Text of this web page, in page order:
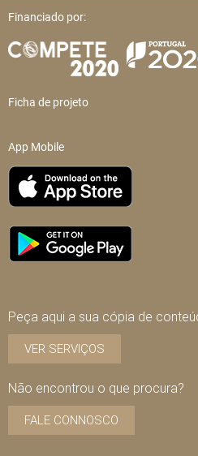
Financiado por:
Ficha de projeto
App Mobile
Peça aqui a sua cópia de
VER SERVIÇOS
Não encontrou o que procura?
FALE CONNOSCO